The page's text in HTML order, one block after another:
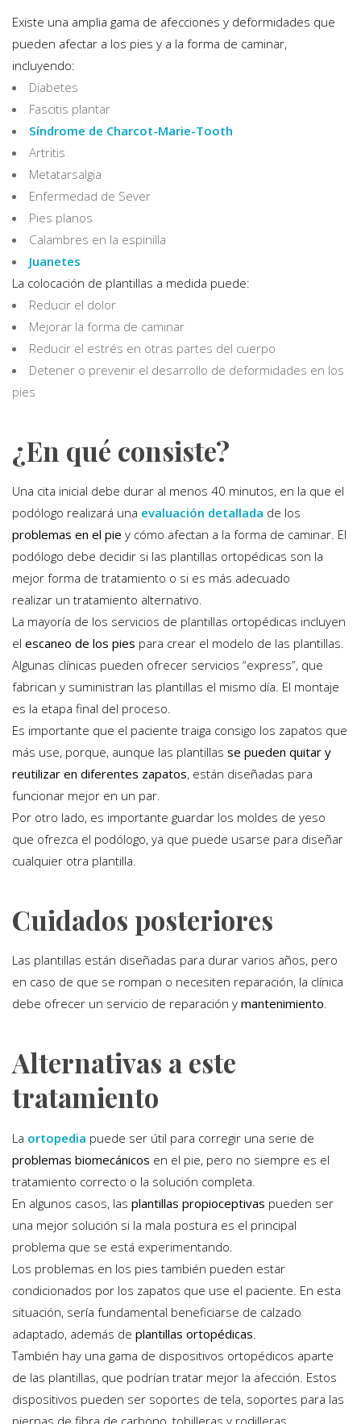
Existe una amplia gama de afecciones y deformidades que
pueden afectar a los pies y a la forma de caminar,
incluyendo:
Diabetes
Fascitis plantar
Síndrome de Charcot-Marie-Tooth
Artritis
Metatarsalgia
Enfermedad de Sever
Pies planos
Calambres en la espinilla
Juanetes
La colocación de plantillas a medida puede:
Reducir el dolor
Mejorar la forma de caminar
Reducir el estrés en otras partes del cuerpo
Detener o prevenir el desarrollo de deformidades en los
pies
¿En qué consiste?
Una cita inicial debe durar al menos 40 minutos, en la que el
podólogo realizará una evaluación detallada de los
problemas en el pie y cómo afectan a la forma de caminar. El
podólogo debe decidir si las plantillas ortopédicas son la
mejor forma de tratamiento o si es más adecuado
realizar un tratamiento alternativo.
La mayoría de los servicios de plantillas ortopédicas incluyen
el escaneo de los pies para crear el modelo de las plantillas.
Algunas clínicas pueden ofrecer servicios “express”, que
fabrican y suministran las plantillas el mismo día. El montaje
es la etapa final del proceso.
Es importante que el paciente traiga consigo los zapatos que
más use, porque, aunque las plantillas se pueden quitar y
reutilizar en diferentes zapatos, están diseñadas para
funcionar mejor en un par.
Por otro lado, es importante guardar los moldes de yeso
que ofrezca el podólogo, ya que puede usarse para diseñar
cualquier otra plantilla.
Cuidados posteriores
Las plantillas están diseñadas para durar varios años, pero
en caso de que se rompan o necesiten reparación, la clínica
debe ofrecer un servicio de reparación y mantenimiento.
Alternativas a este
tratamiento
La ortopedia puede ser útil para corregir una serie de
problemas biomecánicos en el pie, pero no siempre es el
tratamiento correcto o la solución completa.
En algunos casos, las plantillas propioceptivas pueden ser
una mejor solución si la mala postura es el principal
problema que se está experimentando.
Los problemas en los pies también pueden estar
condicionados por los zapatos que use el paciente. En esta
situación, sería fundamental beneficiarse de calzado
adaptado, además de plantillas ortopédicas
También hay una gama de dispositivos ortopédicos aparte
de las plantillas, que podrían tratar mejor la afección. Estos
dispositivos pueden ser soportes de tela, soportes para las
piernas de fibra de carbono, tobilleras y rodilleras.